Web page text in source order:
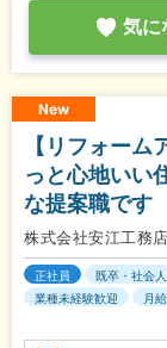
気に
New
【リフォー
っと心地いい
な提案職です
株式会社安江工務
正社員 既卒・社会
業種未経験歓迎
月